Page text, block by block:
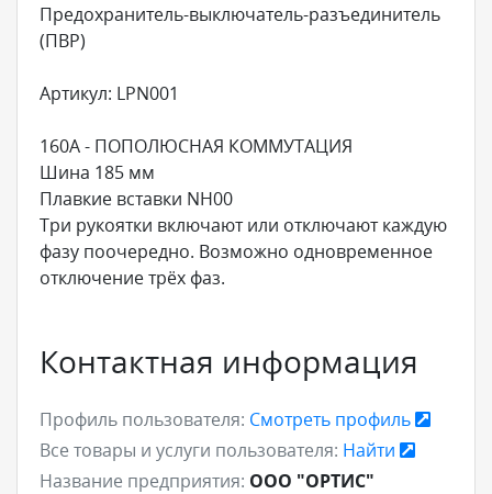
Предохранитель-выключатель-разъединитель
(ПВР)
Артикул: LPN001
160A - ПОПОЛЮСНАЯ КОММУТАЦИЯ
Шина 185 мм
Плавкие вставки NH00
Три рукоятки включают или отключают каждую
фазу поочередно. Возможно одновременное
отключение трёх фаз.
Контактная информация
Профиль пользователя: Смотреть профиль
Все товары и услуги пользователя: Найти
Название предприятия: ООО "ОРТИС"